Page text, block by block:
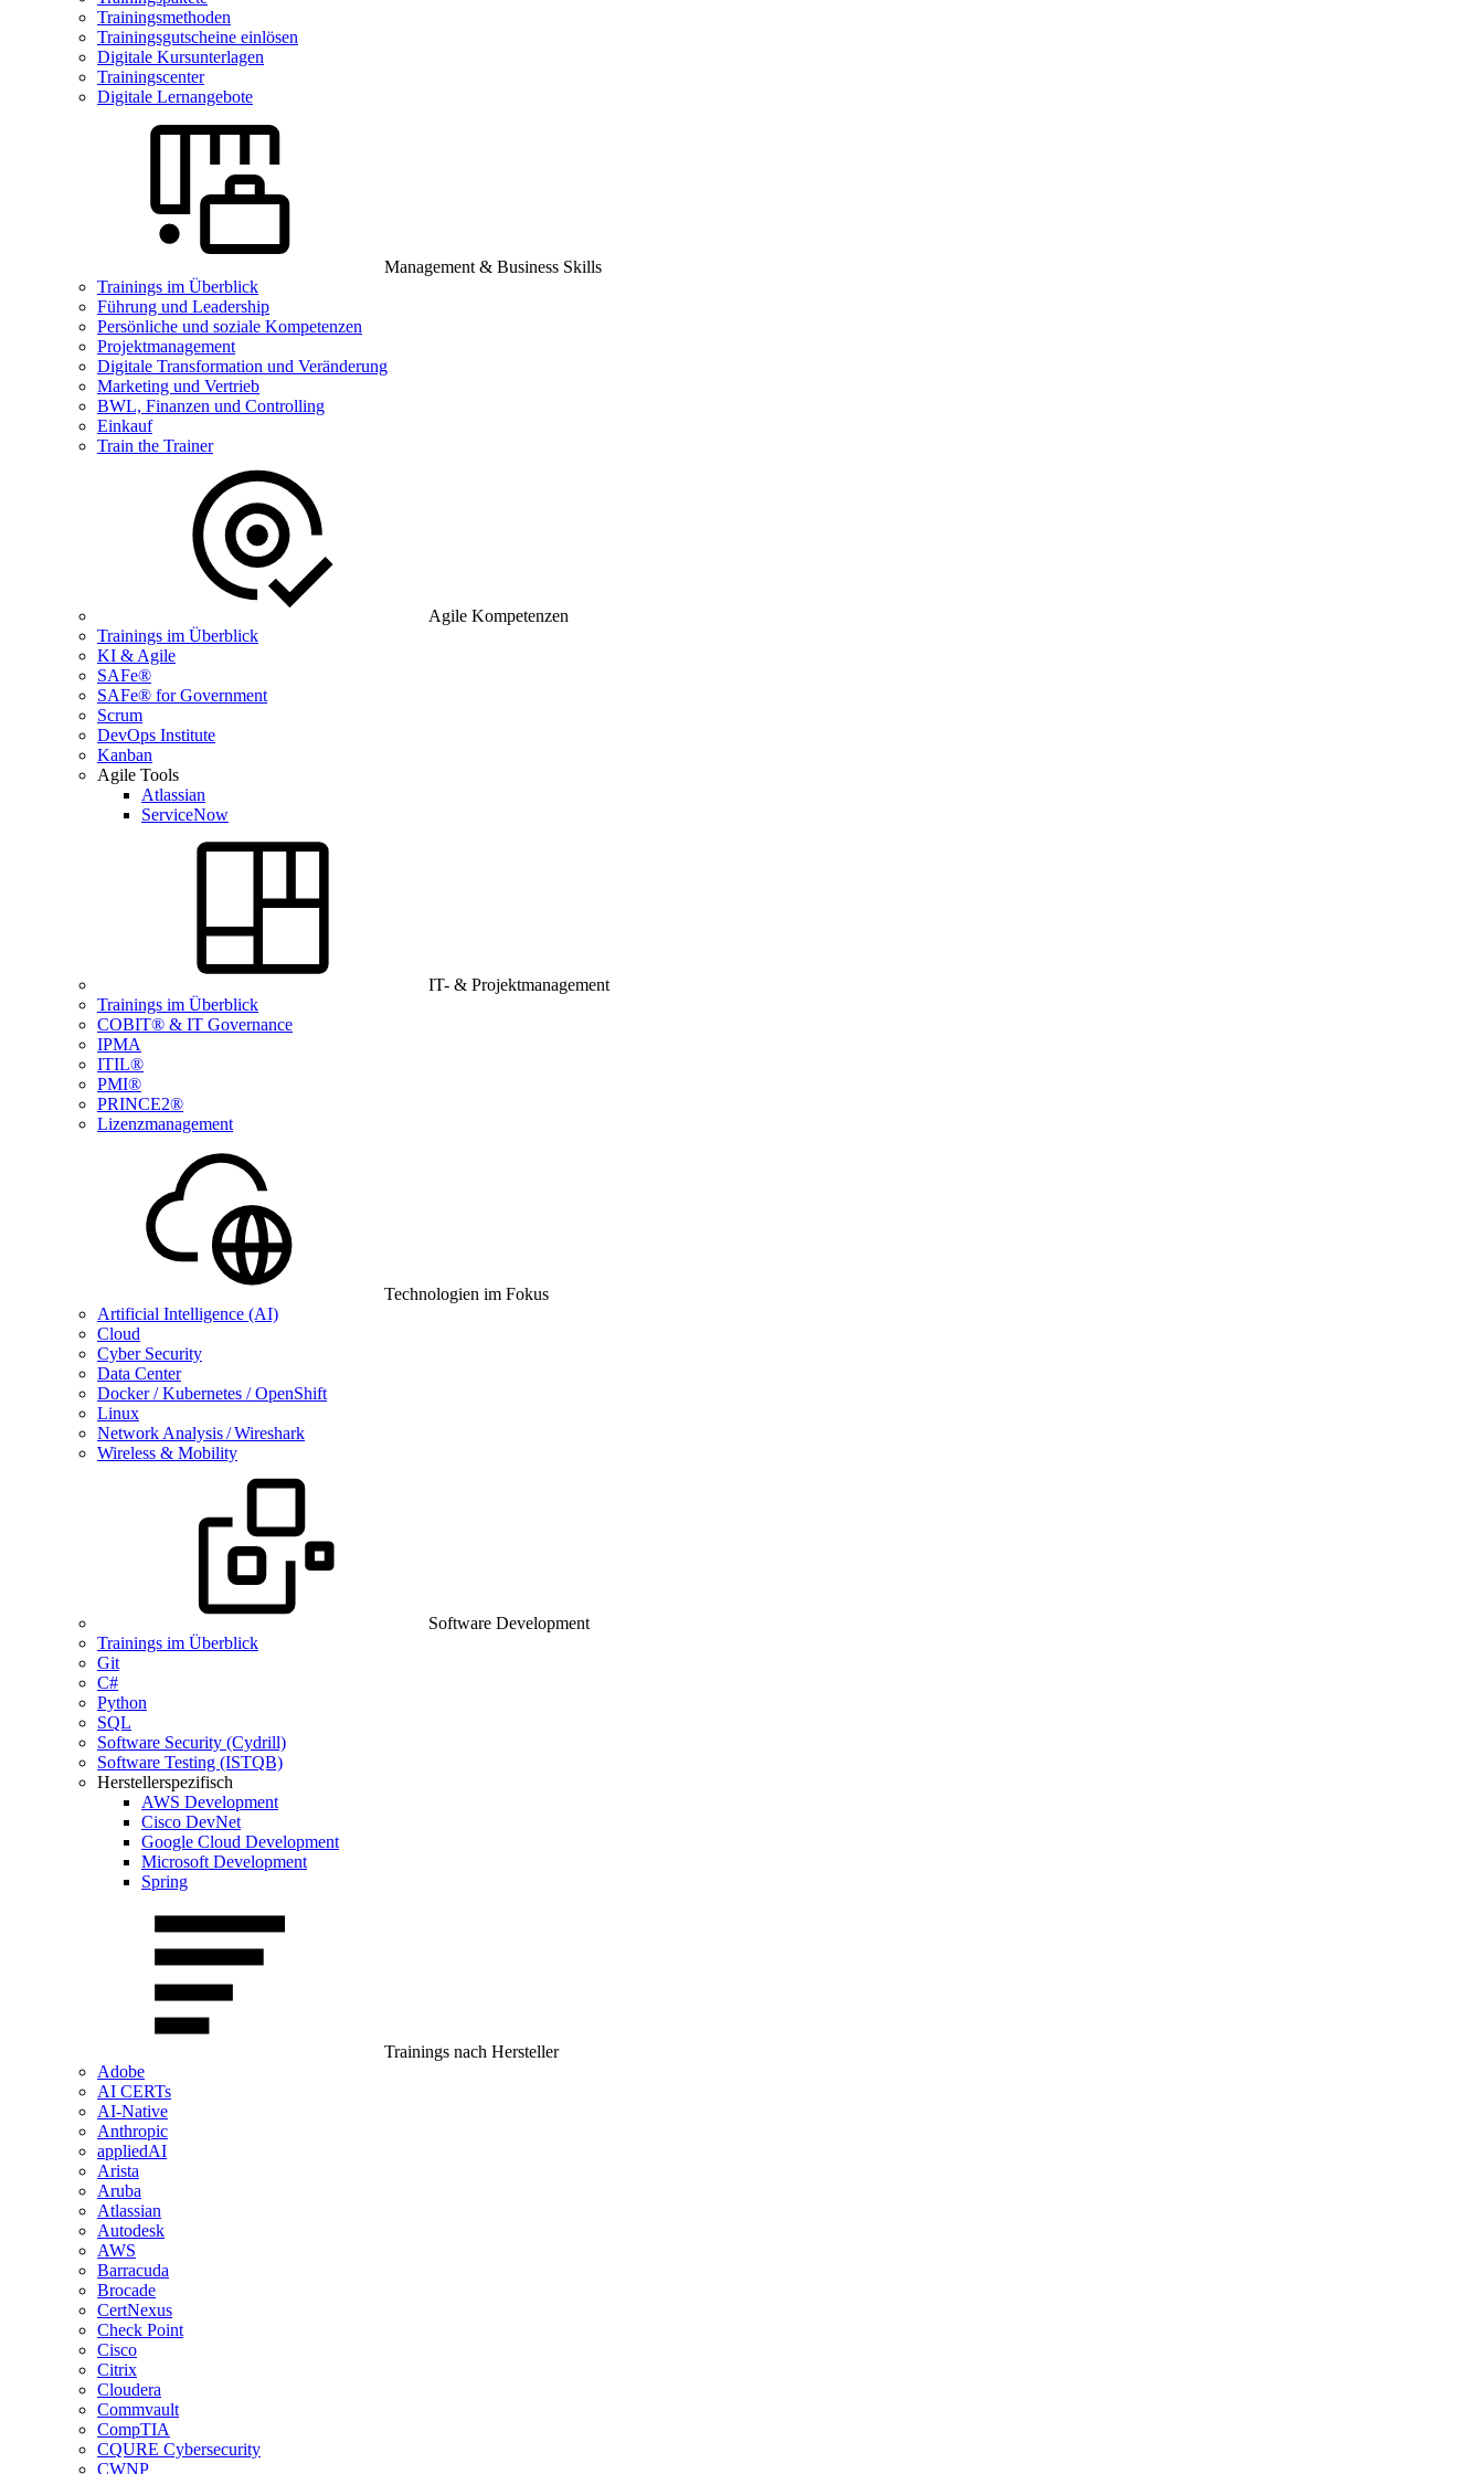
Trainingsmethoden
Trainingsgutscheine einlösen
Digitale Kursunterlagen
Trainingscenter
Digitale Lernangebote
Management & Business Skills
Trainings im Überblick
Führung und Leadership
Persönliche und soziale Kompetenzen
Projektmanagement
Digitale Transformation und Veränderung
Marketing und Vertrieb
BWL, Finanzen und Controlling
Einkauf
Train the Trainer
Agile Kompetenzen
Trainings im Überblick
KI & Agile
SAFe®
SAFe® for Government
Scrum
DevOps Institute
Kanban
Agile Tools
Atlassian
ServiceNow
IT- & Projektmanagement
Trainings im Überblick
COBIT® & IT Governance
IPMA
ITIL®
PMI®
PRINCE2®
Lizenzmanagement
Technologien im Fokus
Artificial Intelligence (AI)
Cloud
Cyber Security
Data Center
Docker / Kubernetes / OpenShift
Linux
Network Analysis / Wireshark
Wireless & Mobility
Software Development
Trainings im Überblick
Git
C#
Python
SQL
Software Security (Cydrill)
Software Testing (ISTQB)
Herstellerspezifisch
AWS Development
Cisco DevNet
Google Cloud Development
Microsoft Development
Spring
Trainings nach Hersteller
Adobe
AI CERTs
AI-Native
Anthropic
appliedAI
Arista
Aruba
Atlassian
Autodesk
AWS
Barracuda
Brocade
CertNexus
Check Point
Cisco
Citrix
Cloudera
Commvault
CompTIA
CQURE Cybersecurity
CWNP